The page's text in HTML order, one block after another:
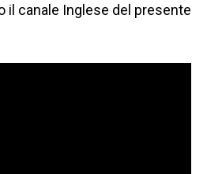
il canale Inglese del presente